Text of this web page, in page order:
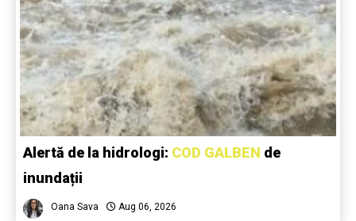
Alertă de la hidrologi: COD GALBEN de
inundații
Oana Sava Aug 06, 2026